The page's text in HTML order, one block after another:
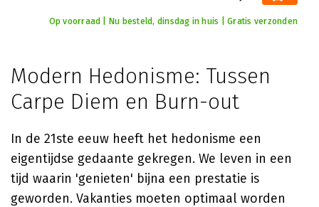
Op voorraad | Nu besteld, dinsdag in huis | Gratis verzonden
Modern Hedonisme: Tussen
Carpe Diem en Burn-out
In de 21ste eeuw heeft het hedonisme een
eigentijdse gedaante gekregen. We leven in een
tijd waarin 'genieten' bijna een prestatie is
geworden. Vakanties moeten optimaal worden